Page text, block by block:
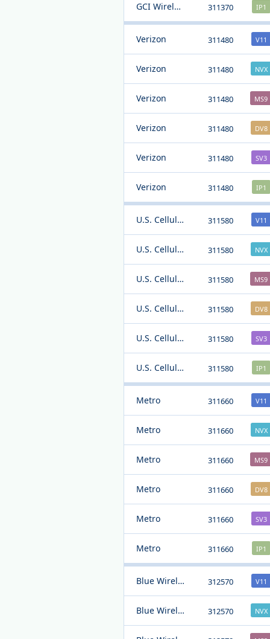
GCI Wireless 311370 IP1
Verizon 311480 V11
Verizon 311480 NVX
Verizon 311480 MS9
Verizon 311480 DV8
Verizon 311480 SV3
Verizon 311480 IP1
U.S. Cellular 311580 V11
U.S. Cellular 311580 NVX
U.S. Cellular 311580 MS9
U.S. Cellular 311580 DV8
U.S. Cellular 311580 SV3
U.S. Cellular 311580 IP1
Metro 311660 V11
Metro 311660 NVX
Metro 311660 MS9
Metro 311660 DV8
Metro 311660 SV3
Metro 311660 IP1
Blue Wireless 312570 V11
Blue Wireless 312570 NVX